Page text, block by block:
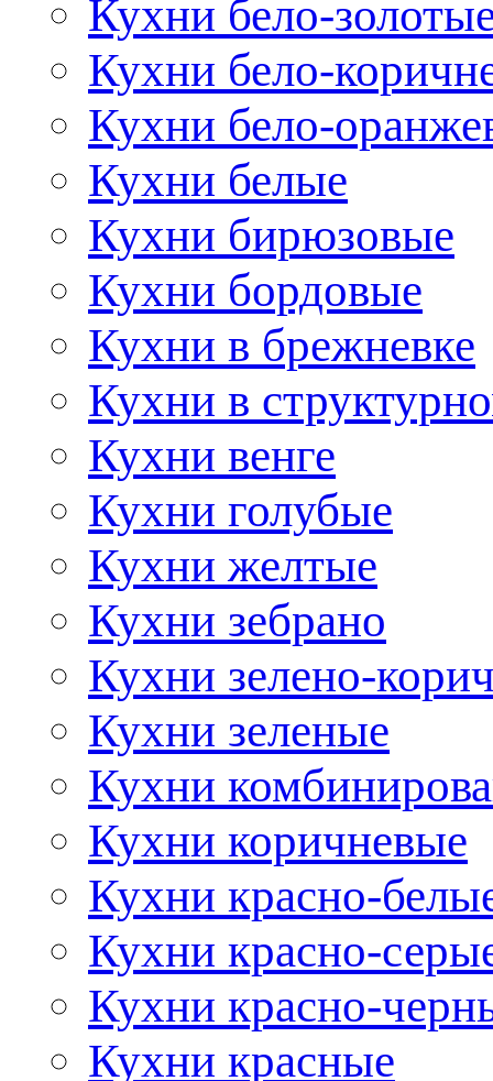
Кухни бело-
Кухни бело-
Кухни бело-
Кухни белые
Кухни бирюзовые
Кухни бордовые
Кухни в брежневке
Кухни в
Кухни венге
Кухни голубые
Кухни желтые
Кухни зебрано
Кухни зелено-
Кухни зеленые
Кухни
Кухни коричневые
Кухни красно-
Кухни красно-
Кухни красно-
Кухни красные